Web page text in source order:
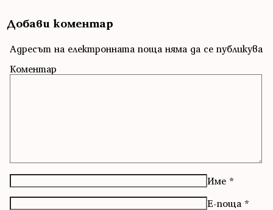
Добави коментар
Адресът на електронната поща няма да се публикува
Коментар
Име *
Е-поща *